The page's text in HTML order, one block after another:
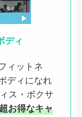
ディ
ィットネ
ディになれ
ス・ボクサ
お得なキャ